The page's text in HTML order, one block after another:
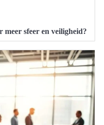
sfeer en veiligheid?